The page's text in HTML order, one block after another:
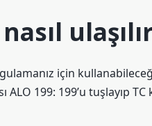
için
ALO 199: 199’u tuşlayıp